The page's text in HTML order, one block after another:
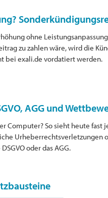
ohne
zu zahlen wäre, wird die
bei exali.de vordatiert werden.
AGG und
Computer? So sieht heute fast
Urheberrechtsverletzungen
oder das AGG.